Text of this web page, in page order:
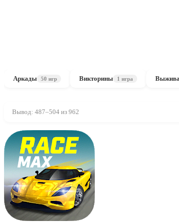
Аркады 50 игр Викторины 1 игра
Вывод: 487–504 из 962